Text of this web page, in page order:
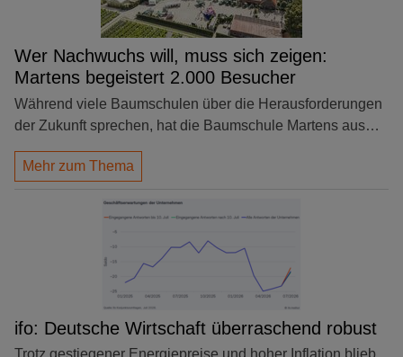
Wer Nachwuchs will, muss sich zeigen:
Martens begeistert 2.000 Besucher
Während viele Baumschulen über die Herausforderungen
der Zukunft sprechen, hat die Baumschule Martens aus…
Mehr zum Thema
ifo: Deutsche Wirtschaft überraschend robust
Trotz gestiegener Energiepreise und hoher Inflation blieb